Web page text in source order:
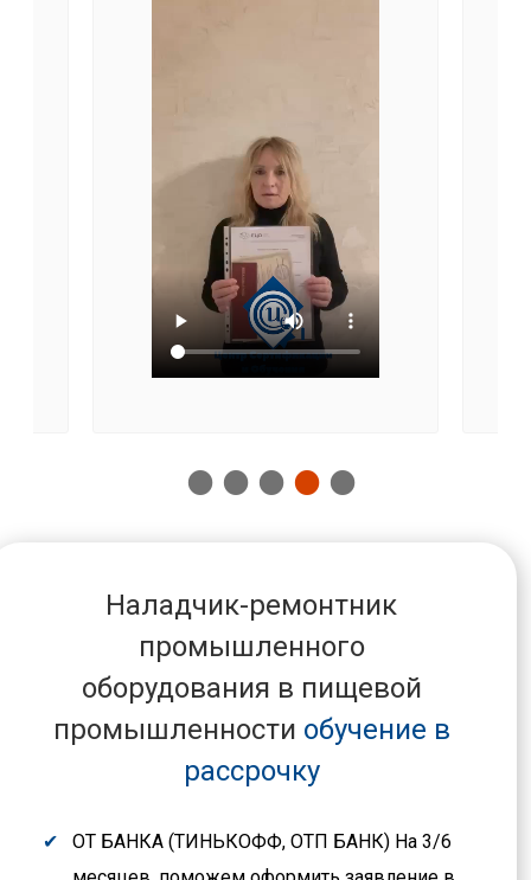
Наладчик-ремонтник
промышленного
оборудования в пищевой
промышленности обучение в
рассрочку
ОТ БАНКА (ТИНЬКОФФ, ОТП БАНК) На 3/6